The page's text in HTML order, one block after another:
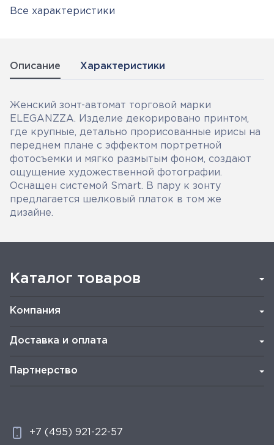
Все характеристики
Описание Характеристики
Женский зонт-автомат торговой марки
ELEGANZZA. Изделие декорировано принтом,
где крупные, детально прорисованные ирисы на
переднем плане с эффектом портретной
фотосъемки и мягко размытым фоном, создают
ощущение художественной фотографии.
Оснащен системой Smart. В пару к зонту
предлагается шелковый платок в том же
дизайне.
Каталог товаров
Компания
Доставка и оплата
Партнерство
+7 (495) 921-22-57